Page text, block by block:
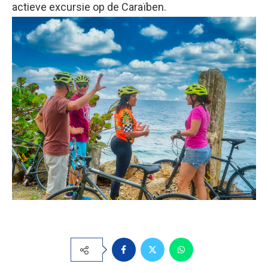
actieve excursie op de Caraïben.